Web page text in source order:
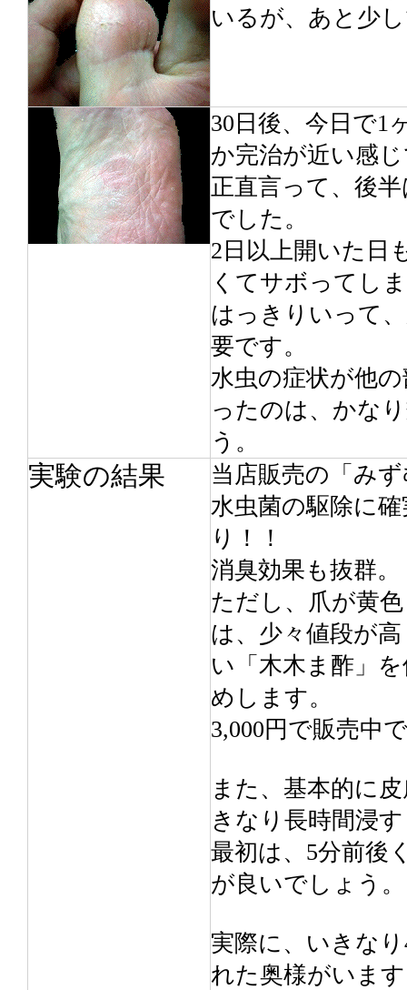
いるが、あと少
30日後、今日で1
か完治が近い感
正直言って、後
でした。
2日以上開いた日
くてサボってし
はっきりいって
要です。
水虫の症状が他
ったのは、かな
う。
実験の結果
当店販売の「み
水虫菌の駆除に
り！！
消臭効果も抜群。
ただし、爪が黄
は、少々値段が
い「木木ま酢」
めします。
3,000円で販売中
また、基本的に
きなり長時間浸
最初は、5分前後
が良いでしょう。
実際に、いきな
れた奥様がいま